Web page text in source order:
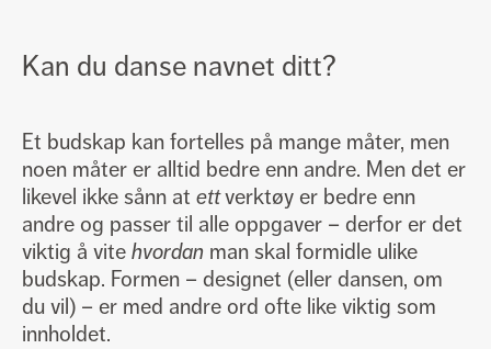
Kan du danse navnet ditt?
Et budskap kan fortelles på mange måter, men
noen måter er alltid bedre enn andre. Men det er
likevel ikke sånn at ettverktøy er bedre enn
andre og passer til alle oppgaver – derfor er det
viktig å vite hvordan man skal formidle ulike
budskap. Formen – designet (eller dansen, om
du vil) – er med andre ord ofte like viktig som
innholdet.